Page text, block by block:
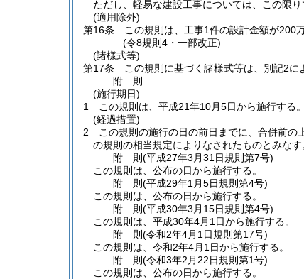
ただし、軽易な建設工事については、この限り
(適用除外)
第16条
この規則は、工事1件の設計金額が200
(令8規則4・一部改正)
(諸様式等)
第17条
この規則に基づく諸様式等は、別記2に
附 則
(施行期日)
1
この規則は、平成21年10月5日から施行する。
(経過措置)
2
この規則の施行の日の前日までに、合併前の
の規則の相当規定によりなされたものとみなす
附 則(平成27年3月31日規則第7号)
この規則は、公布の日から施行する。
附 則(平成29年1月5日規則第4号)
この規則は、公布の日から施行する。
附 則(平成30年3月15日規則第4号)
この規則は、平成30年4月1日から施行する。
附 則(令和2年4月1日規則第17号)
この規則は、令和2年4月1日から施行する。
附 則(令和3年2月22日規則第1号)
この規則は、公布の日から施行する。